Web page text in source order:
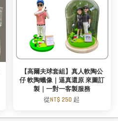
【高爾夫球套組】真人軟陶公
仔 軟陶蠟像｜逼真還原 來圖訂
製｜一對一客製服務
從NT$ 250 起